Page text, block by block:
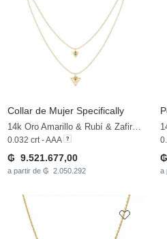
Collar de Mujer Specifically
14k Oro Amarillo & Rubí & Zafiro blanco
0.032 crt - AAA
₲ 9.521.677,00
a partir de ₲ 2.050.292 a